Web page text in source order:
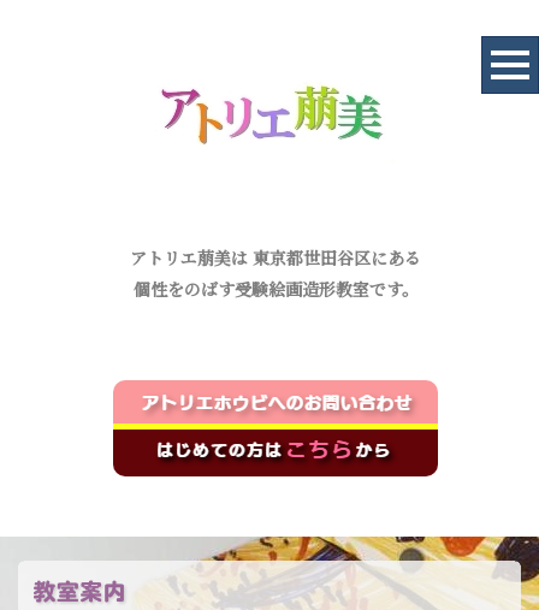
アトリエ萠美は 東京都世田谷区にある
個性をのばす受験絵画造形教室です。